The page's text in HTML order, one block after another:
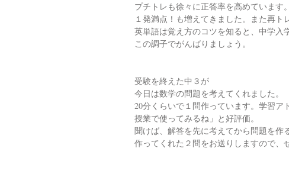
プチトレも徐々に正答率を高めています。
１発満点！も増えてきました。また再ト
英単語は覚え方のコツを知ると、中学入
この調子でがんばりましょう。
受験を終えた中３が
今日は数学の問題を考えてくれました。
20分くらいで１問作っています。学習ア
授業で使ってみるね」と好評価。
聞けば、解答を先に考えてから問題を作
作ってくれた２問をお送りしますので、